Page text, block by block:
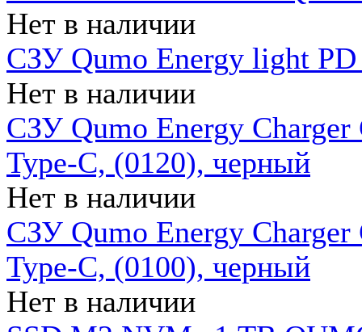
Нет в наличии
СЗУ Qumo Energy light PD
Нет в наличии
СЗУ Qumo Energy
Type-C, (0120), черный
Нет в наличии
СЗУ Qumo Energy
Type-C, (0100), черный
Нет в наличии